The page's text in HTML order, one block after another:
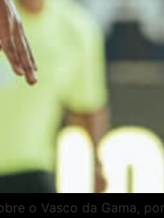
o Vasco da Gama,